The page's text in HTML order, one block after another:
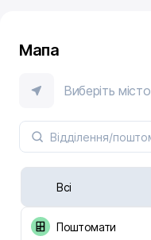
Мапа
Виберіть місто
Всі
Поштомати